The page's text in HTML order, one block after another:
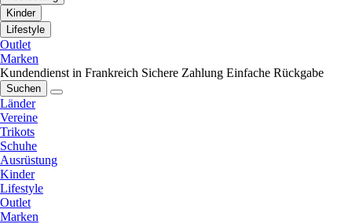
Kinder
Lifestyle
Outlet
Marken
Kundendienst in Frankreich Sichere Zahlung Einfache Rückgabe
Suchen
Länder
Vereine
Trikots
Schuhe
Ausrüstung
Kinder
Lifestyle
Outlet
Marken